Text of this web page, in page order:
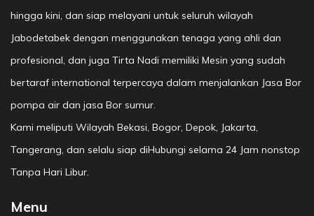
hingga kini, dan siap melayani untuk seluruh wilayah
Jabodetabek dengan menggunakan tenaga yang ahli dan
profesional, dan juga Tirta Nadi memiliki Mesin yang sudah
bertaraf international terpercaya dalam menjalankan Jasa Bor
pompa air dan jasa Bor sumur.
Kami meliputi Wilayah Bekasi, Bogor, Depok, Jakarta,
Tangerang, dan selalu siap diHubungi selama 24 Jam nonstop
Tanpa Hari Libur.
Menu